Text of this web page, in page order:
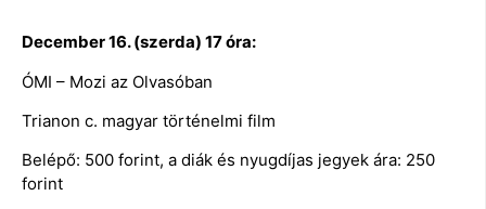
December 16. (szerda) 17 óra:
ÓMI – Mozi az Olvasóban
Trianon c. magyar történelmi film
Belépő: 500 forint, a diák és nyugdíjas jegyek ára: 250
forint